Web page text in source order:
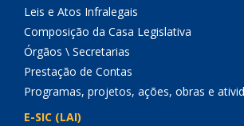
Leis e Atos Infralegais
Composição da Casa Legislativa
Órgãos \ Secretarias
Prestação de Contas
Programas, projetos, ações, obras e
E-SIC (LAI)